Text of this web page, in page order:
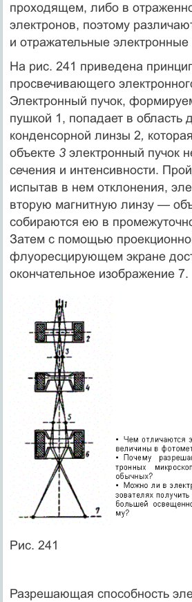
проходящем, либо в
электронов, поэтому
и отражательные
На рис. 241 приведена
просвечивающего
Электронный пучок,
пушкой 1, попадает в область
конденсорной линзы 2,
объекте 3 электронный пучок
сечения и интенсивности.
испытав в нем отклонения,
вторую магнитную линзу —
собираются ею в
Затем с помощью
флуоресцирующем экране
окончательное изображение 7.
Рис. 241
Разрешающая способность